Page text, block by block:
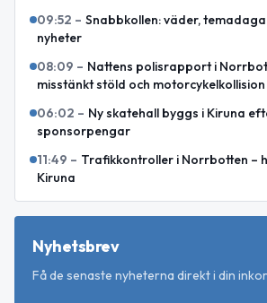
09:52 – Snabbkollen: väder,
nyheter
08:09 – Nattens polisrapport i
misstänkt stöld och
06:02 – Ny skatehall byggs i Kiruna
sponsorpengar
11:49 – Trafikkontroller i Norrbotten –
Kiruna
Nyhetsbrev
Få de senaste nyheterna direkt i din